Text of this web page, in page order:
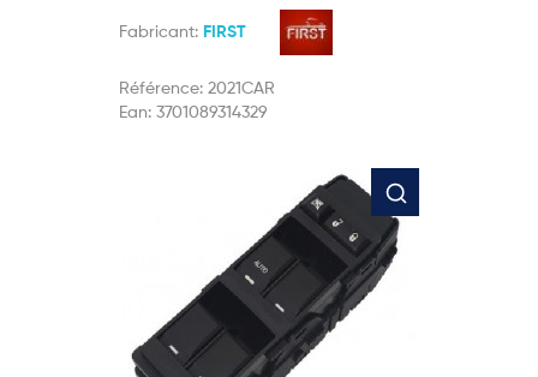
Fabricant: FIRST
Référence: 2021CAR
Ean: 3701089314329